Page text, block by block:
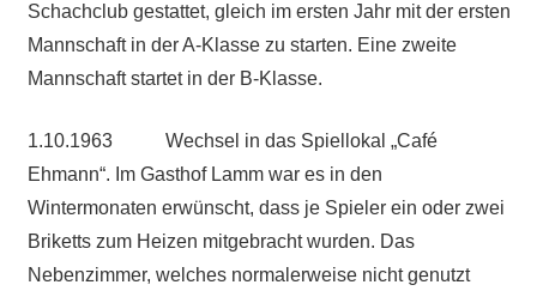
Schachclub gestattet, gleich im ersten Jahr mit der ersten
Mannschaft in der A-Klasse zu starten. Eine zweite
Mannschaft startet in der B-Klasse.
1.10.1963 Wechsel in das Spiellokal „Café
Ehmann“. Im Gasthof Lamm war es in den
Wintermonaten erwünscht, dass je Spieler ein oder zwei
Briketts zum Heizen mitgebracht wurden. Das
Nebenzimmer, welches normalerweise nicht genutzt